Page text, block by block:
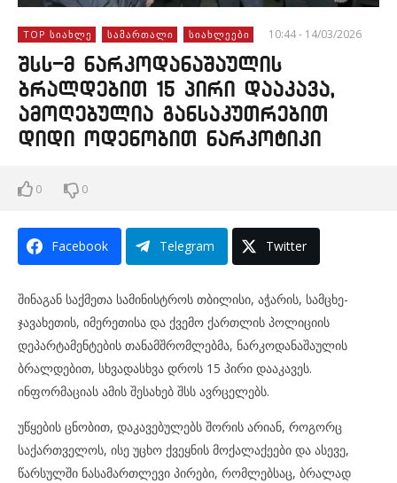
TOP ᲡᲘᲐᲮᲚᲔ ᲡᲐᲛᲐᲠᲗᲐᲚᲘ ᲡᲘᲐᲮᲚᲔᲔᲑᲘ 10:44 - 14/03/2026
შსს-მ ნარკოდანაშაულის
ბრალდებით 15 პირი დააკავა,
ამოღებულია განსაკუთრებით
დიდი ოდენობით ნარკოტიკი
0 0
Facebook Telegram Twitter
შინაგან საქმეთა სამინისტროს თბილისი, აჭარის, სამცხე-
ჯავახეთის, იმერეთისა და ქვემო ქართლის პოლიციის
დეპარტამენტების თანამშრომლებმა, ნარკოდანაშაულის
ბრალდებით, სხვადასხვა დროს 15 პირი დააკავეს.
ინფორმაციას ამის შესახებ შსს ავრცელებს.
უწყების ცნობით, დაკავებულებს შორის არიან, როგორც
საქართველოს, ისე უცხო ქვეყნის მოქალაქეები და ასევე,
წარსულში ნასამართლევი პირები, რომლებსაც, ბრალად